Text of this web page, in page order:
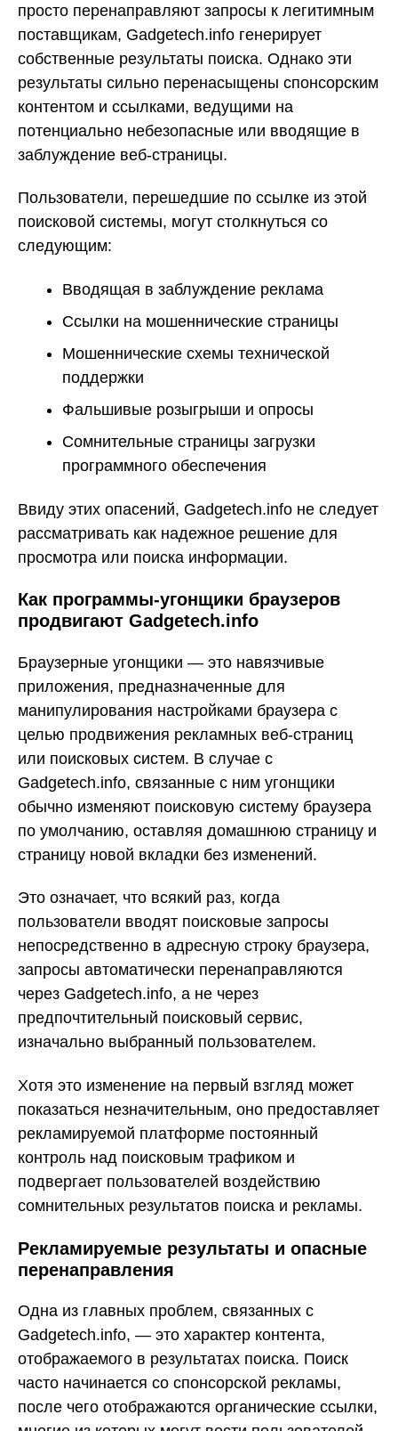
просто перенаправляют запросы к легитимным
поставщикам, Gadgetech.info генерирует
собственные результаты поиска. Однако эти
результаты сильно перенасыщены спонсорским
контентом и ссылками, ведущими на
потенциально небезопасные или вводящие в
заблуждение веб-страницы.
Пользователи, перешедшие по ссылке из этой
поисковой системы, могут столкнуться со
следующим:
Вводящая в заблуждение реклама
Ссылки на мошеннические страницы
Мошеннические схемы технической
поддержки
Фальшивые розыгрыши и опросы
Сомнительные страницы загрузки
программного обеспечения
Ввиду этих опасений, Gadgetech.info не следует
рассматривать как надежное решение для
просмотра или поиска информации.
Как программы-угонщики браузеров
продвигают Gadgetech.info
Браузерные угонщики — это навязчивые
приложения, предназначенные для
манипулирования настройками браузера с
целью продвижения рекламных веб-страниц
или поисковых систем. В случае с
Gadgetech.info, связанные с ним угонщики
обычно изменяют поисковую систему браузера
по умолчанию, оставляя домашнюю страницу и
страницу новой вкладки без изменений.
Это означает, что всякий раз, когда
пользователи вводят поисковые запросы
непосредственно в адресную строку браузера,
запросы автоматически перенаправляются
через Gadgetech.info, а не через
предпочтительный поисковый сервис,
изначально выбранный пользователем.
Хотя это изменение на первый взгляд может
показаться незначительным, оно предоставляет
рекламируемой платформе постоянный
контроль над поисковым трафиком и
подвергает пользователей воздействию
сомнительных результатов поиска и рекламы.
Рекламируемые результаты и опасные
перенаправления
Одна из главных проблем, связанных с
Gadgetech.info, — это характер контента,
отображаемого в результатах поиска. Поиск
часто начинается со спонсорской рекламы,
после чего отображаются органические ссылки,